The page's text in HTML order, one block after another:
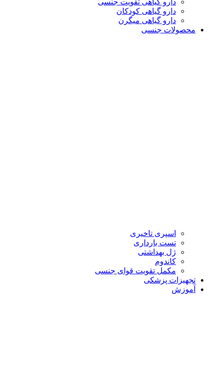
دارو گیاهی تقویت جنسی
دارو گیاهی کودکان
دارو گیاهی میگرن
محصولات جنسی
اسپری تاخیری
تست بارداری
ژل بهداشتی
کاندوم
مکمل تقویت قوای جنسی
تجهیزات پزشکی
آموزش